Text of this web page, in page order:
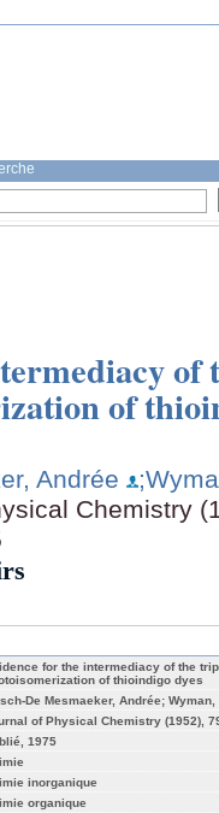
of
of
Andrée
Chemistry
for the intermediacy of the
of thioindigo dyes
De Mesmaeker, Andrée; Wyman,
of Physical Chemistry (1952),
1975
inorganique
organique